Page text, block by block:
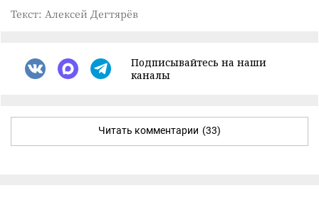
Текст: Алексей Дегтярёв
Подписывайтесь на наши
каналы
Читать комментарии (33)